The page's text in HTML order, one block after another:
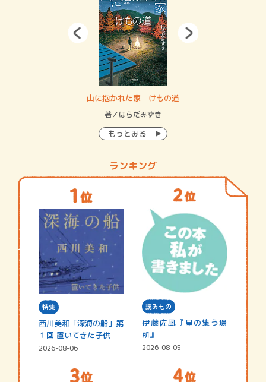
山に抱かれた家 けもの道
著／はらだみずき
もっとみる
ランキング
特集
西川美和「深海の船」第
１回 置いてきた子供
2026-08-06
読みもの
伊藤佐凪『星の集う場
所』
2026-08-05